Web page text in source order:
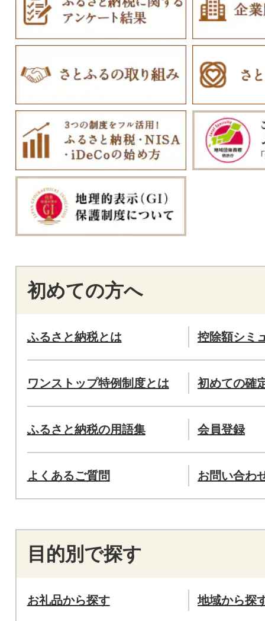
初めての方へ
ふるさと納税とは 控除額シミ
ワンストップ特例制度とは 初めての確
ふるさと納税の用語集 会員登録
よくあるご質問 お問い合わ
目的別で探す
お礼品から探す 地域から探